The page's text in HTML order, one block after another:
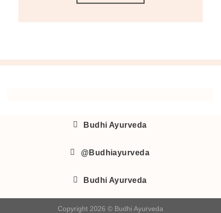
Budhi Ayurveda
@Budhiayurveda
Budhi Ayurveda
Copyright 2026 © Budhi Ayurveda